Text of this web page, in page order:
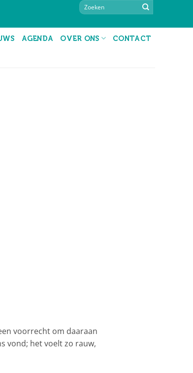
AGENDA OVER ONS CONTACT
voorrecht om daaraan
vond; het voelt zo rauw,